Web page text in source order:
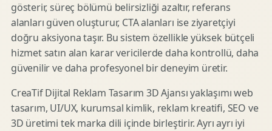
gösterir, süreç bölümü belirsizliği azaltır, referans
alanları güven oluşturur, CTA alanları ise ziyaretçiyi
doğru aksiyona taşır. Bu sistem özellikle yüksek bütçeli
hizmet satın alan karar vericilerde daha kontrollü, daha
güvenilir ve daha profesyonel bir deneyim üretir.
CreaTif Dijital Reklam Tasarım 3D Ajansı yaklaşımı web
tasarım, UI/UX, kurumsal kimlik, reklam kreatifi, SEO ve
3D üretimi tek marka dili içinde birleştirir. Ayrı ayrı iyi